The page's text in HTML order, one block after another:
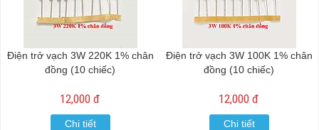
Điện trở vạch 3W 220K 1% chân
đồng (10 chiếc)
12,000 đ
Chi tiết
Điện trở vạch 3W 100K 1% chân
đồng (10 chiếc)
12,000 đ
Chi tiết